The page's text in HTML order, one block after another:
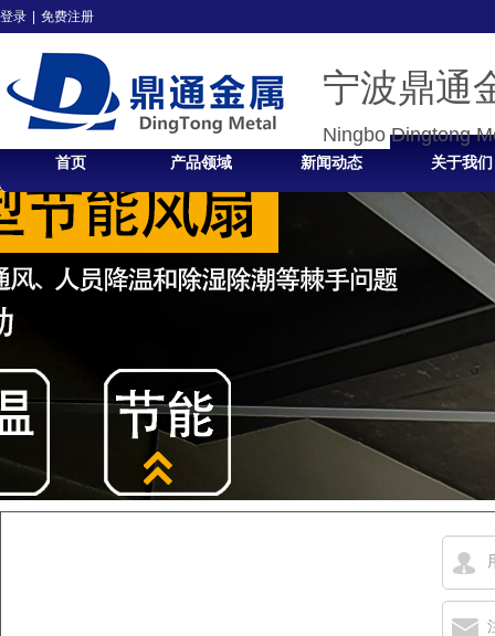
宁波鼎通
Ningbo Dingtong
首页 产品领域 新闻动态 关于我们
登录 免费注册